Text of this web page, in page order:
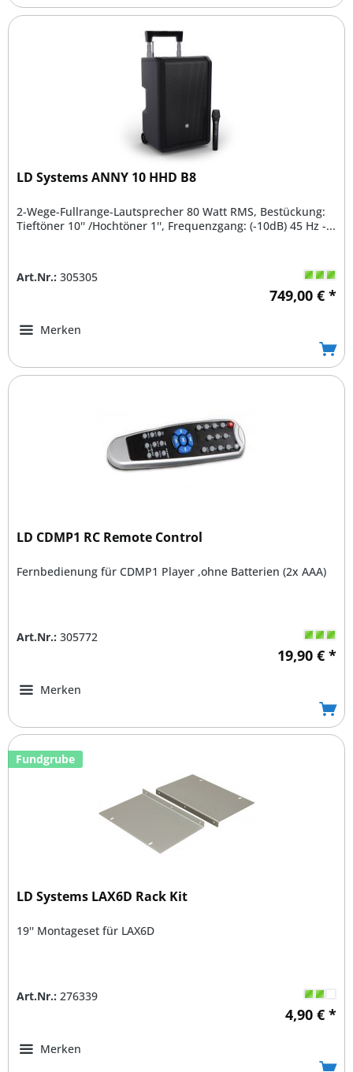
LD Systems ANNY 10 HHD B8
2-Wege-Fullrange-Lautsprecher 80 Watt RMS, Bestückung:
Tieftöner 10'' /Hochtöner 1'', Frequenzgang: (-10dB) 45 Hz -...
Art.Nr.: 305305
749,00 € *
Merken
LD CDMP1 RC Remote Control
Fernbedienung für CDMP1 Player ,ohne Batterien (2x AAA)
Art.Nr.: 305772
19,90 € *
Merken
Fundgrube
LD Systems LAX6D Rack Kit
19'' Montageset für LAX6D
Art.Nr.: 276339
4,90 € *
Merken